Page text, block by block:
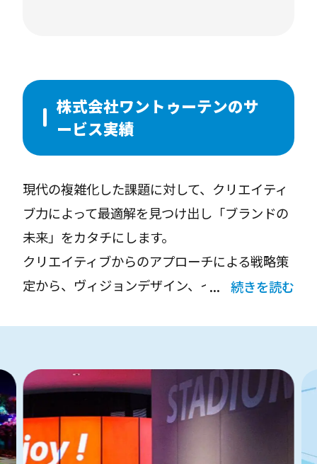
ワントゥーテンは、⼈間の永遠の課題に挑み、
創造⼒で⼈類の可能性をひらく、近未来クリエ
イティブカンパニーです。
株式会社ワントゥーテンのサ
ービス実績
現代の複雑化した課題に対して、クリエイティ
ブ力によって最適解を見つけ出し「ブランドの
未来」をカタチにします。
クリエイティブからのアプローチによる戦略策
定から、ヴィジョンデザイン、イノベーション
デザインのノウハウのもと、共創パートナーと
して実際のプロダクトやサービスをつくる前の
段階から伴走し、新たな事業の創出や、社会課
題の解決、新たな文化的価値を生み出すための
続きを読む